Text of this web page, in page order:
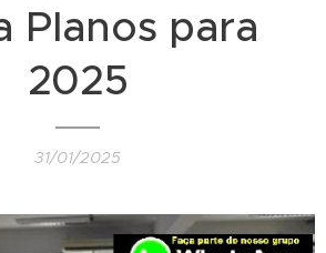
Planos para
2025
31/01/2025